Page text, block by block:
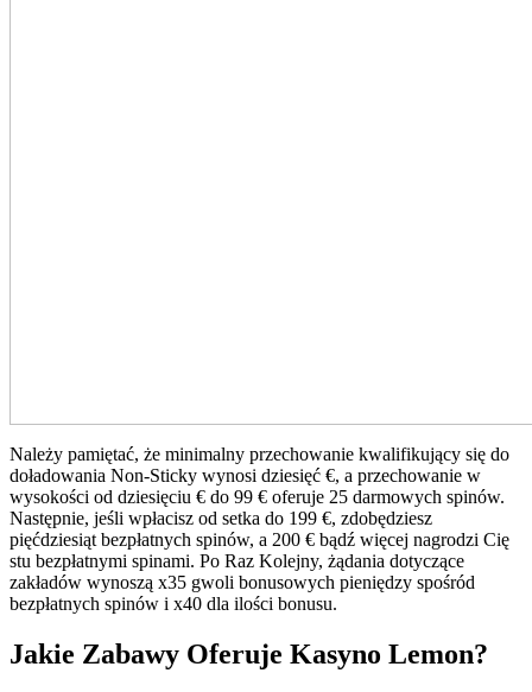
Należy pamiętać, że minimalny przechowanie kwalifikujący się do
doładowania Non-Sticky wynosi dziesięć €, a przechowanie w
wysokości od dziesięciu € do 99 € oferuje 25 darmowych spinów.
Następnie, jeśli wpłacisz od setka do 199 €, zdobędziesz
pięćdziesiąt bezpłatnych spinów, a 200 € bądź więcej nagrodzi Cię
stu bezpłatnymi spinami. Po Raz Kolejny, żądania dotyczące
zakładów wynoszą x35 gwoli bonusowych pieniędzy spośród
bezpłatnych spinów i x40 dla ilości bonusu.
Jakie Zabawy Oferuje Kasyno Lemon?